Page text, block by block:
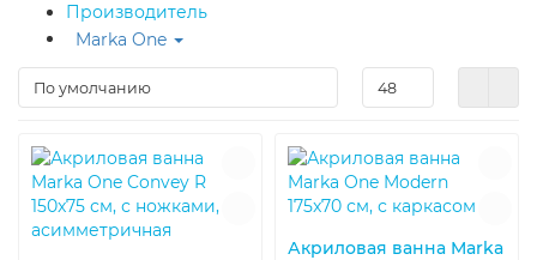
Производитель
Marka One
Акриловая ванна Marka